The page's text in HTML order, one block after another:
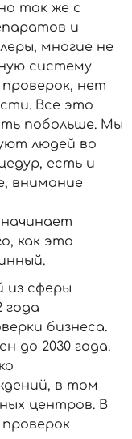
так же с
и
многие не
систему
нет
Все это
побольше. Мы
людей во
есть и
внимание
как это
из сферы
года
бизнеса.
до 2030 года.
в том
центров. В
проверок